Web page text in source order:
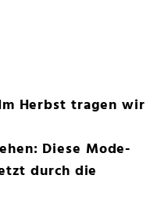
Herbst tragen wir
Diese Mode-
durch die